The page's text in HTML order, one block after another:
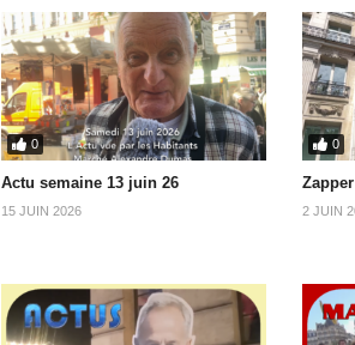
0
Actu semaine 13 juin 26
15 JUIN 2026
0
2 JUIN